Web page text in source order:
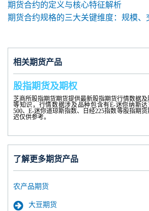
相关期货产品
股指期货及期权
芝商所股指期货期货提供最新股指期货行情数据
等知识，行情数据涉及品种包含有E-迷你纳斯
500、E-迷你道琼斯指数、日经225指数等股指期
迟仅供参考。
了解更多期货产品
农产品期货
大豆期货
期货合约的定义与核心特征解析
期货合约规格的三大关键维度：规模、